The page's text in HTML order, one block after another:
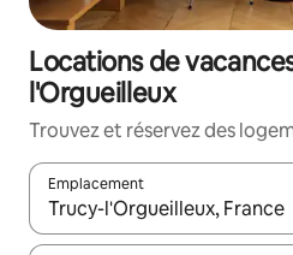
Locations de
l'Orgueilleux
Trouvez et réservez des
Emplacement
Quand les résultats sont